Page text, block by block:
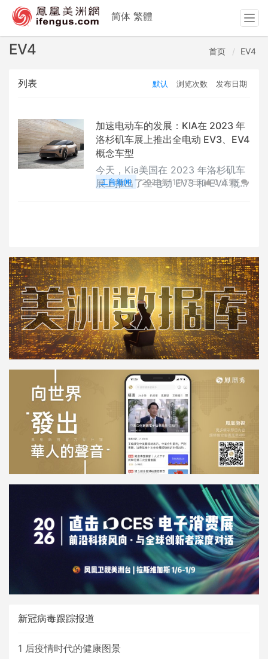
EV4 首页 EV4
列表 默认 浏览次数 发布日期
加速电动车的发展：KIA在 2023 年
洛杉矶车展上推出全电动 EV3、EV4
概念车型
今天，Kia美国在 2023 年洛杉矶车
展上推出了全电动 EV3 和 EV4 概念
工商新闻 2023年11月17日
0 点赞
新冠病毒跟踪报道
1 后疫情时代的健康图景
简体 繁體
T
o
g
e
v
i
a
t